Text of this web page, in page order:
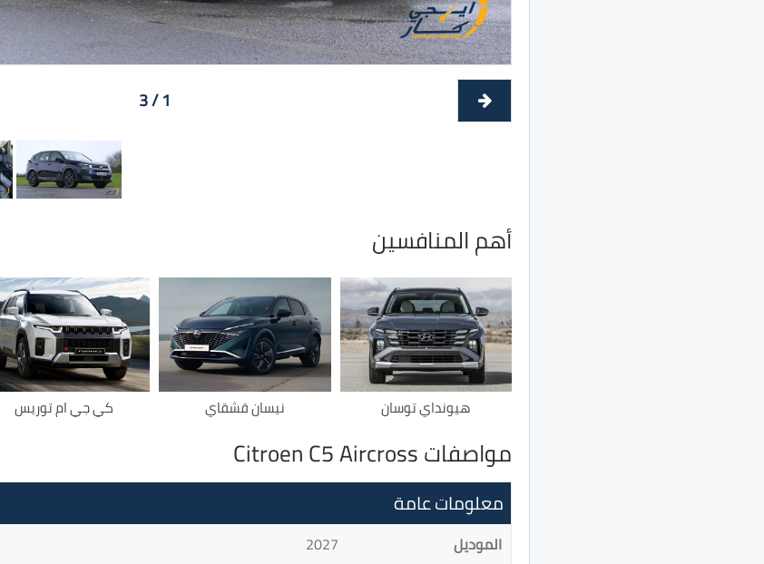
1 / 3
أهم المنافسين
هيونداي توسان نيسان قشقاي كي جي ام توريس
مواصفات Citroen C5 Aircross
معلومات عامة
الموديل
2027